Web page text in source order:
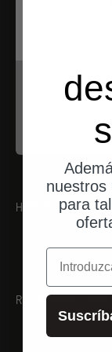
HERRAMIENTA
RECOMENDACIONES
nuestros
para
correo